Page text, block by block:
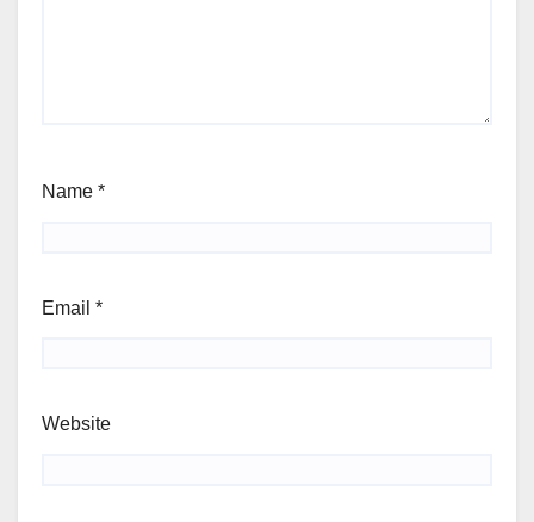
Name *
Email *
Website